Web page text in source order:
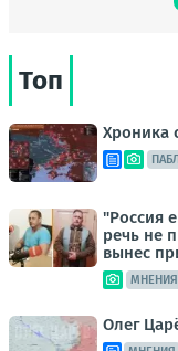
Топ
Хроника
"Россия
речь не
вынес
МНЕНИЯ
Олег